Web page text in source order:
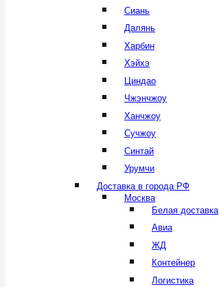
Сиань
Далянь
Харбин
Хэйхэ
Циндао
Чжэнчжоу
Ханчжоу
Сучжоу
Синтай
Урумчи
Доставка в города РФ
Москва
Белая доставка
Авиа
ЖД
Контейнер
Логистика